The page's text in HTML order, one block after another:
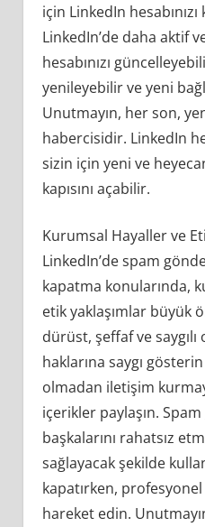
için LinkedIn
LinkedIn’de daha aktif
hesabınızı
yenileyebilir ve yeni
Unutmayın, her son,
habercisidir. LinkedIn
sizin için yeni ve
kapısını açabilir.
Kurumsal Hayaller ve
LinkedIn’de spam
kapatma konularında,
etik yaklaşımlar büyük
dürüst, şeffaf ve saygılı
haklarına saygı
olmadan iletişim
içerikler paylaşın.
başkalarını rahatsız
sağlayacak şekilde
kapatırken, profesyonel
hareket edin.